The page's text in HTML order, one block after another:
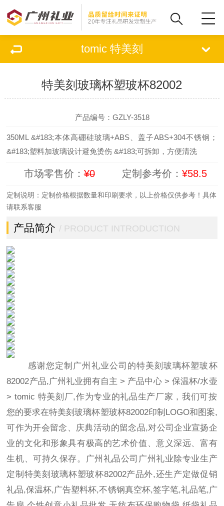
tomic 特美刻
特美刻玻璃杯塑玻杯82002
产品编号：GZLY-3518
350ML &#183;本体高硼硅玻璃+ABS、盖子ABS+304不锈钢；
&#183;塑料加玻璃设计避免烫伤 &#183;可拆卸，方便清洗
市场零售价：¥0 定制参考价：¥58.5
定制说明：定制价格根据数量和印刷要求，以上价格仅供参考！具体
请联系客服
产品简介 / PRODUCT INTRODUCTION
感谢您定制广州礼业公司的特美刻玻璃杯塑玻杯
82002产品,广州礼业拥有自主 > 产品中心> 保温杯/水壶
>tomic 特美刻 厂,作为专业的礼品生产厂家，我们可按
您的要求在特美刻玻璃杯塑玻杯82002印制LOGO和图案,
可作为开会留念、庆典活动的留念品,对公司企业宣扬企
业的文化和形象具有极高的艺术价值、意义深远、富有
生机、可持久保存。广州礼品公司广州礼业除专业生产
定制特美刻玻璃杯塑玻杯82002产品外,还生产定做促销
礼品,保温杯,广告塑料杯,不锈钢真空杯,签字笔,礼品笔,广